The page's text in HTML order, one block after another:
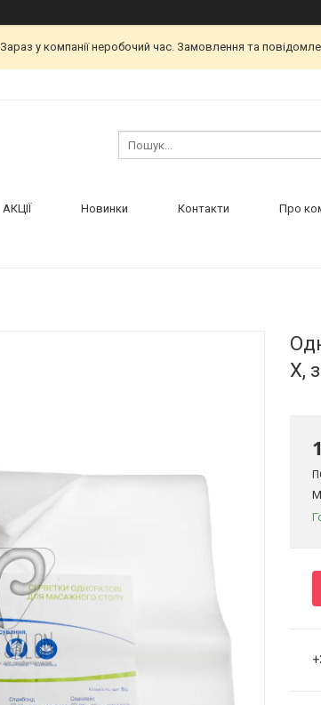
Зараз у компанії неробочий час. Замовлення та
АКЦІЇ Новинки Контакти Про
X,